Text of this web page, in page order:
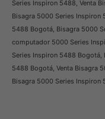
Series Inspiron 5488, Venta
Bisagra 5000 Series
5488 Bogotá, Bisagra 5000
computador 5000 Series
Series Inspiron 5488
5488 Bogotá, Venta Bisagra
Bisagra 5000 Series Inspiron